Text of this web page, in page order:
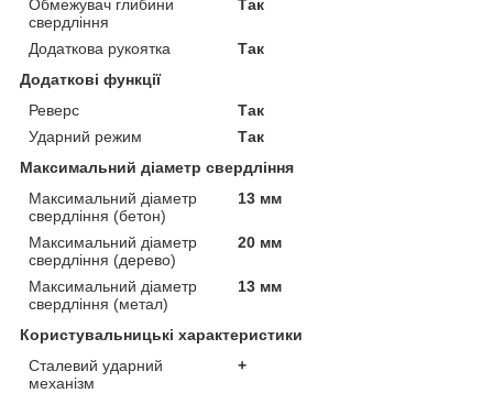
Обмежувач глибини
свердління
Так
Додаткова рукоятка
Так
Додаткові функції
Реверс
Так
Ударний режим
Так
Максимальний діаметр свердління
Максимальний діаметр
свердління (бетон)
13 мм
Максимальний діаметр
свердління (дерево)
20 мм
Максимальний діаметр
свердління (метал)
13 мм
Користувальницькі характеристики
Сталевий ударний
механізм
+